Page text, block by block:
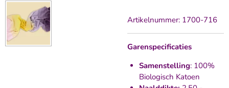
Artikelnummer: 1700-716
Garenspecificaties
Samenstelling: 100%
Biologisch Katoen